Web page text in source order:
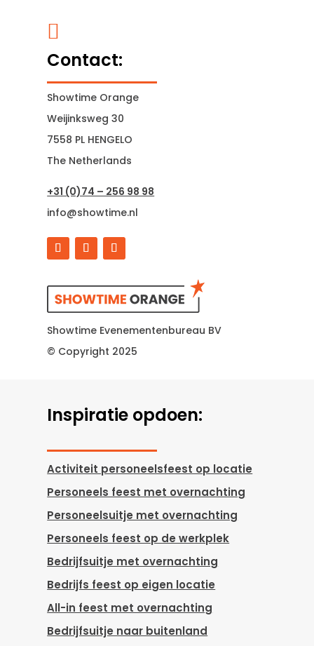

Contact:
Showtime Orange
Weijinksweg 30
7558 PL HENGELO
The Netherlands
+31 (0)74 – 256 98 98
info@showtime.nl
Showtime Evenementenbureau BV
© Copyright 2025
Inspiratie opdoen:
Activiteit personeelsfeest op locatie
Personeels feest met overnachting
Personeelsuitje met overnachting
Personeels feest op de werkplek
Bedrijfsuitje met overnachting
Bedrijfs feest op eigen locatie
All-in feest met overnachting
Bedrijfsuitje naar buitenland